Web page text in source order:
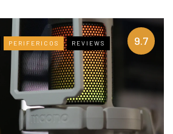
9.7
PERIFERICOS REVIEWS